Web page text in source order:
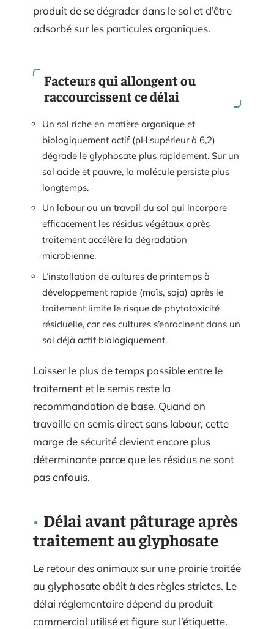
produit de se dégrader dans le sol et d’être
adsorbé sur les particules organiques.
Facteurs qui allongent ou
raccourcissent ce délai
Un sol riche en matière organique et
biologiquement actif (pH supérieur à 6,2)
dégrade le glyphosate plus rapidement. Sur un
sol acide et pauvre, la molécule persiste plus
longtemps.
Un labour ou un travail du sol qui incorpore
efficacement les résidus végétaux après
traitement accélère la dégradation
microbienne.
L’installation de cultures de printemps à
développement rapide (maïs, soja) après le
traitement limite le risque de phytotoxicité
résiduelle, car ces cultures s’enracinent dans un
sol déjà actif biologiquement.
Laisser le plus de temps possible entre le
traitement et le semis reste la
recommandation de base. Quand on
travaille en semis direct sans labour, cette
marge de sécurité devient encore plus
déterminante parce que les résidus ne sont
pas enfouis.
Délai avant pâturage après
traitement au glyphosate
Le retour des animaux sur une prairie traitée
au glyphosate obéit à des règles strictes. Le
délai réglementaire dépend du produit
commercial utilisé et figure sur l’étiquette.